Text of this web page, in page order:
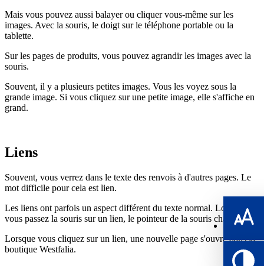
Mais vous pouvez aussi balayer ou cliquer vous-même sur les
images. Avec la souris, le doigt sur le téléphone portable ou la
tablette.
Sur les pages de produits, vous pouvez agrandir les images avec la
souris.
Souvent, il y a plusieurs petites images. Vous les voyez sous la
grande image. Si vous cliquez sur une petite image, elle s'affiche en
grand.
Liens
Souvent, vous verrez dans le texte des renvois à d'autres pages. Le
mot difficile pour cela est lien.
Les liens ont parfois un aspect différent du texte normal. Lorsque
vous passez la souris sur un lien, le pointeur de la souris change.
Lorsque vous cliquez sur un lien, une nouvelle page s'ouvre dans la
boutique Westfalia.